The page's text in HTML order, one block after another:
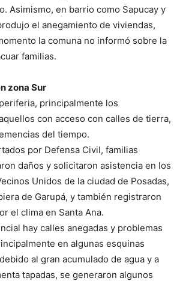
Asimismo, en barrio como Sapucay y
el anegamiento de viviendas,
la comuna no informó sobre la
familias.
zona Sur
principalmente los
con acceso con calles de tierra,
del tiempo.
por Defensa Civil, familias
daños y solicitaron asistencia en los
Unidos de la ciudad de Posadas,
de Garupá, y también registraron
el clima en Santa Ana.
hay calles anegadas y problemas
en algunas esquinas
al gran acumulado de agua y a
tapadas, se generaron algunos